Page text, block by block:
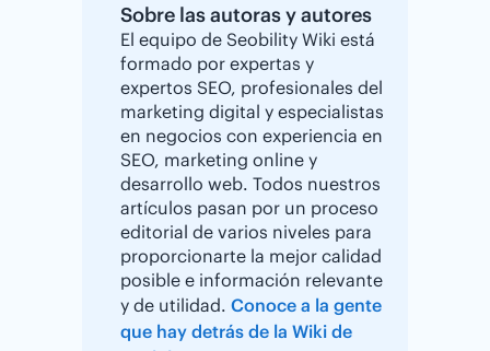
Sobre las autoras y autores
El equipo de Seobility Wiki está
formado por expertas y
expertos SEO, profesionales del
marketing digital y especialistas
en negocios con experiencia en
SEO, marketing online y
desarrollo web. Todos nuestros
artículos pasan por un proceso
editorial de varios niveles para
proporcionarte la mejor calidad
posible e información relevante
y de utilidad. Conoce a la gente
que hay detrás de la Wiki de